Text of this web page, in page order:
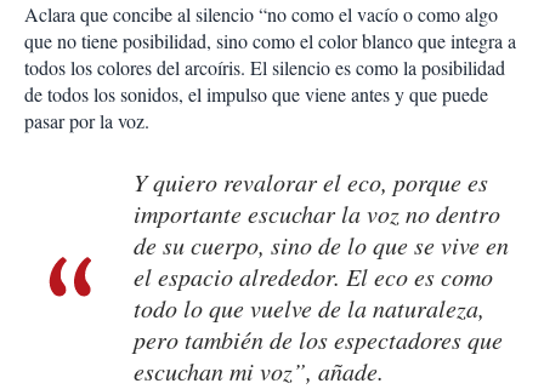
Aclara que concibe al silencio “no como el vacío o como algo
que no tiene posibilidad, sino como el color blanco que integra a
todos los colores del arcoíris. El silencio es como la posibilidad
de todos los sonidos, el impulso que viene antes y que puede
pasar por la voz.
Y quiero revalorar el eco, porque es
importante escuchar la voz no dentro
de su cuerpo, sino de lo que se vive en
el espacio alrededor. El eco es como
todo lo que vuelve de la naturaleza,
pero también de los espectadores que
escuchan mi voz”, añade.